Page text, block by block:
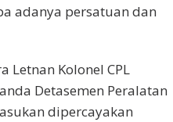
adanya persatuan dan
Letnan Kolonel CPL
Detasemen Peralatan
dipercayakan